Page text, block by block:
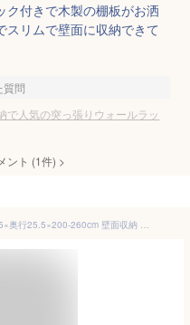
ク付きで木製の棚板がお洒
リムで壁面に収納できて
質問
で人気の突っ張りウォールラッ
ント (1件) >
[山善] フリーラック (突っ張り) 幅60.5×奥行25.5×200-260cm 壁面収納 棚板の高さが変えられる 組立品 アンティークアイボリー／サンドホワイト RTF-6025(AIV/SWH)